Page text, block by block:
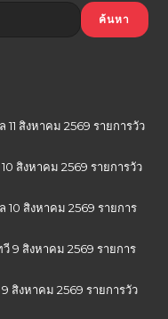
ค้นหา
สิงหาคม 2569 รายการวัว
สิงหาคม 2569 รายการวัว
สิงหาคม 2569 รายการ
9 สิงหาคม 2569 รายการ
สิงหาคม 2569 รายการวัว